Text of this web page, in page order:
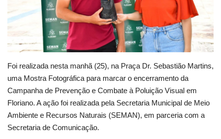
Foi realizada nesta manhã (25), na Praça Dr. Sebastião Martins,
uma Mostra Fotográfica para marcar o encerramento da
Campanha de Prevenção e Combate à Poluição Visual em
Floriano. A ação foi realizada pela Secretaria Municipal de Meio
Ambiente e Recursos Naturais (SEMAN), em parceria com a
Secretaria de Comunicação.